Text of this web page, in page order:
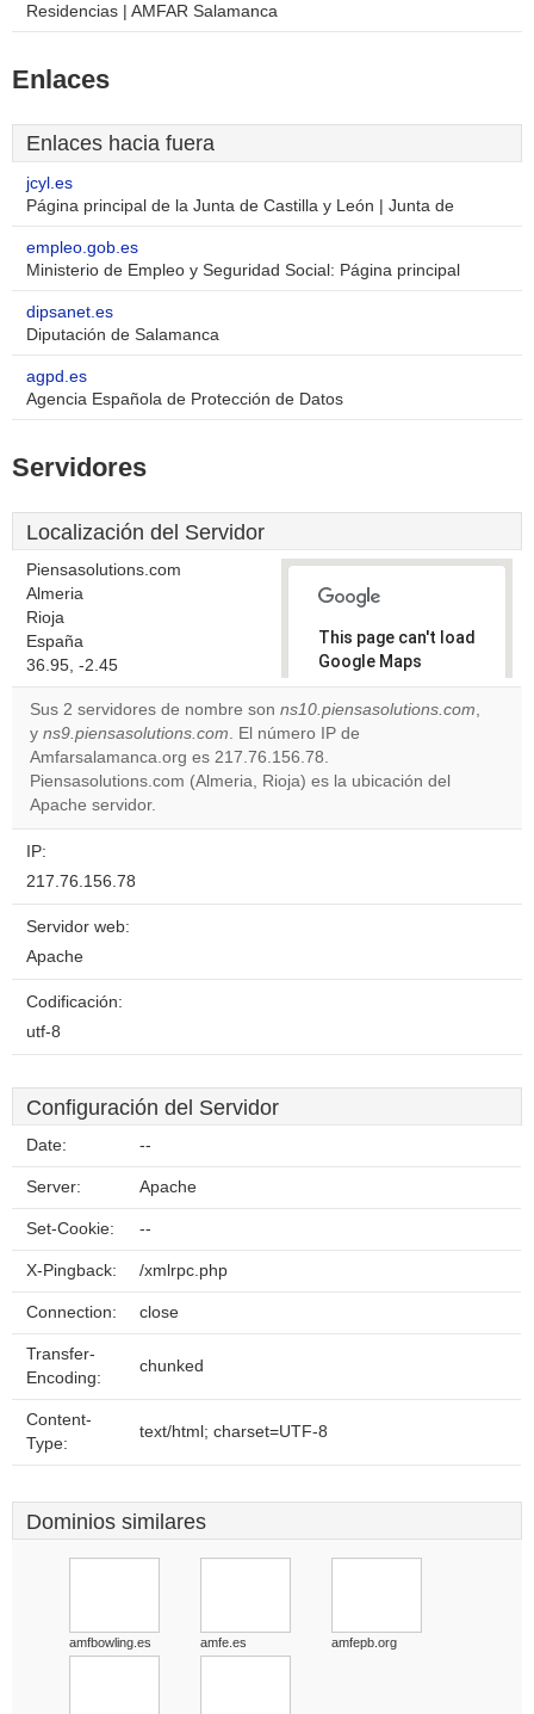
Residencias | AMFAR Salamanca
Enlaces
Enlaces hacia fuera
jcyl.es
Página principal de la Junta de Castilla y León | Junta de
empleo.gob.es
Ministerio de Empleo y Seguridad Social: Página principal
dipsanet.es
Diputación de Salamanca
agpd.es
Agencia Española de Protección de Datos
Servidores
Localización del Servidor
Piensasolutions.com
Almeria
Rioja
España
36.95, -2.45
This page can't load
Google Maps
correctly.
Do you
website?
Sus 2 servidores de nombre son ns10.piensasolutions.com,
y ns9.piensasolutions.com. El número IP de
Amfarsalamanca.org es 217.76.156.78.
Piensasolutions.com (Almeria, Rioja) es la ubicación del
Apache servidor.
IP:
217.76.156.78
Servidor web:
Apache
Codificación:
utf-8
Configuración del Servidor
Date: --
Server: Apache
Set-Cookie: --
X-Pingback: /xmlrpc.php
Connection: close
Transfer-
Encoding:
chunked
Content-
Type:
text/html; charset=UTF-8
Dominios similares
amfbowling.es amfe.es amfepb.org